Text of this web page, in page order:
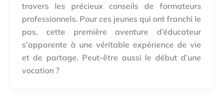
travers les précieux conseils de formateurs
professionnels. Pour ces jeunes qui ont franchi le
pas, cette première aventure d’éducateur
s’apparente à une véritable expérience de vie
et de partage. Peut-être aussi le début d’une
vocation ?